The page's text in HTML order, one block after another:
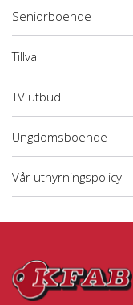
Seniorboende
Tillval
TV utbud
Ungdomsboende
Vår uthyrningspolicy